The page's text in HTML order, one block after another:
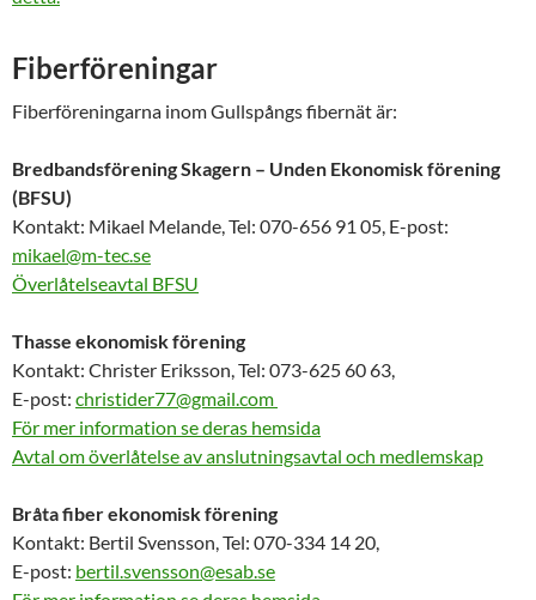
Fiberföreningar
Fiberföreningarna inom Gullspångs fibernät är:
Bredbandsförening Skagern – Unden Ekonomisk förening
(BFSU)
Kontakt: Mikael Melande, Tel: 070-656 91 05, E-post:
mikael@m-tec.se
Överlåtelseavtal BFSU
Thasse ekonomisk förening
Kontakt: Christer Eriksson, Tel: 073-625 60 63,
E-post: christider77@gmail.com
För mer information se deras hemsida
Avtal om överlåtelse av anslutningsavtal och medlemskap
Bråta fiber ekonomisk förening
Kontakt: Bertil Svensson, Tel: 070-334 14 20,
E-post: bertil.svensson@esab.se